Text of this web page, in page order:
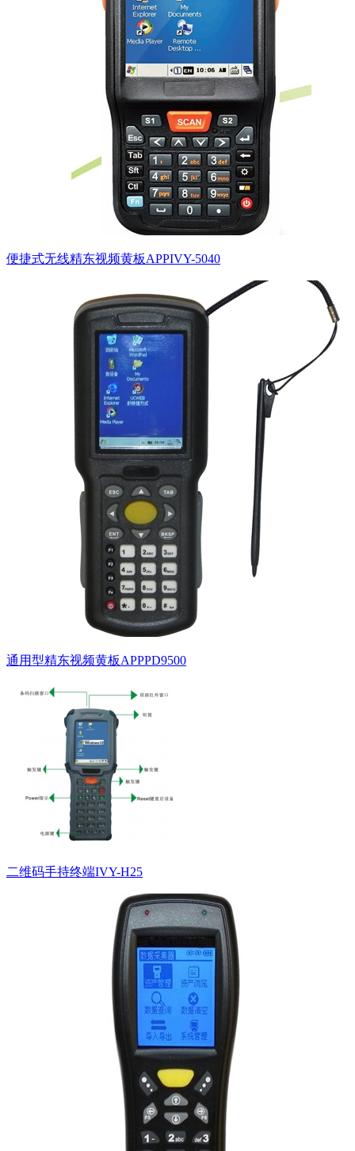
便捷式无线精东视频黄板APPIVY-5040
通用型精东视频黄板APPPD9500
二维码手持终端IVY-H25